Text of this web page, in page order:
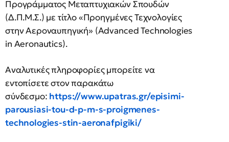
Προγράμματος Μεταπτυχιακών Σπουδών
(Δ.Π.Μ.Σ.) με τίτλο «Προηγμένες Τεχνολογίες
στην Αεροναυπηγική» (Advanced Technologies
in Aeronautics).
Αναλυτικές πληροφορίες μπορείτε να
εντοπίσετε στον παρακάτω
σύνδεσμο: https://www.upatras.gr/episimi-
parousiasi-tou-d-p-m-s-proigmenes-
technologies-stin-aeronafpigiki/